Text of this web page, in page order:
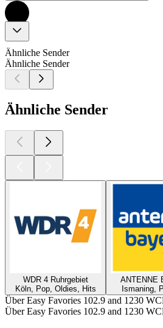
Ähnliche Sender
Ähnliche Sender
Ähnliche Sender
WDR 4 Ruhrgebiet
Köln, Pop, Oldies, Hits
ANTENNE
Ismaning,
Über Easy Favories 102.9 and 1230
Über Easy Favories 102.9 and 1230